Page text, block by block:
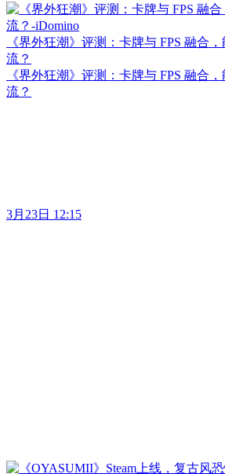
《界外狂潮》评测：卡牌与 FPS 融合
流？
《界外狂潮》评测：卡牌与 FPS 融合
流？
3月23日 12:15